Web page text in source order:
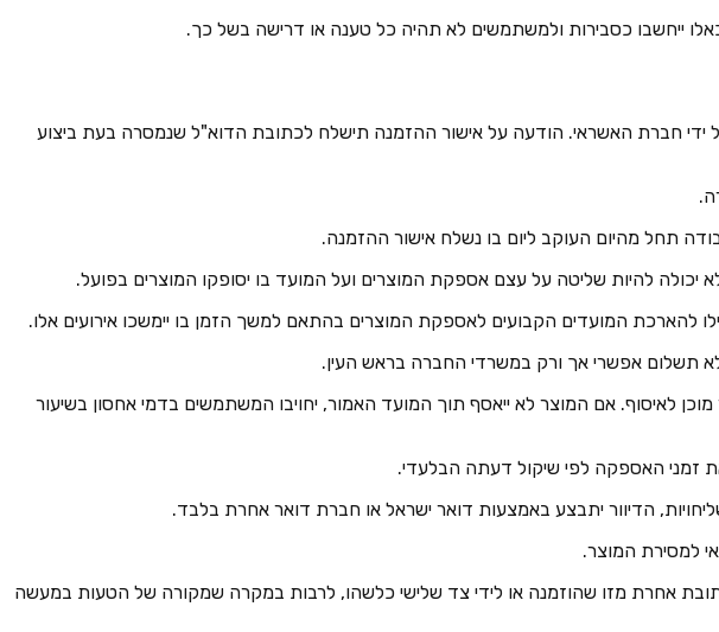
על ידי חברת האשראי. הודעה על אישור ההזמנה תישלח לכתובת הדוא"ל שנמסרה בעת ביצוע
מהמועד בו הודיעה החברה כי המוצר מוכן לאיסוף. אם המוצר לא ייאסף תוך המועד האמור, יחויבו המשתמשים בדמי אחסון בשיעור
אחרת מזו שהוזמנה או לידי צד שלישי כלשהו, לרבות במקרה שמקורה של הטעות במעשה